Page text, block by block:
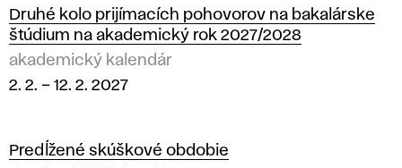
Druhé kolo prijímacích pohovorov na bakalárske
štúdium na akademický rok 2027/2028
akademický kalendár
2. 2. – 12. 2. 2027
Predĺžené skúškové obdobie